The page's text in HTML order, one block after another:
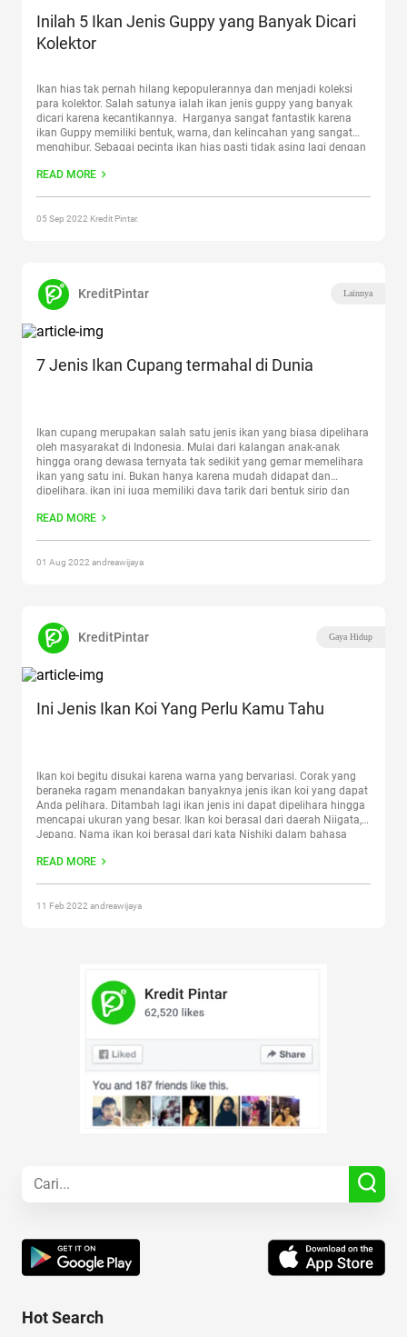
Inilah 5 Ikan Jenis Guppy yang Banyak Dicari
Kolektor
Ikan hias tak pernah hilang kepopulerannya dan menjadi koleksi
para kolektor. Salah satunya ialah ikan jenis guppy yang banyak
dicari karena kecantikannya. Harganya sangat fantastik karena
ikan Guppy memiliki bentuk, warna, dan kelincahan yang sangat
menghibur. Sebagai pecinta ikan hias pasti tidak asing lagi dengan
MauContinue reading
READ MORE
05 Sep 2022 Kredit Pintar.
KreditPintar Lainnya
7 Jenis Ikan Cupang termahal di Dunia
Ikan cupang merupakan salah satu jenis ikan yang biasa dipelihara
oleh masyarakat di Indonesia. Mulai dari kalangan anak-anak
hingga orang dewasa ternyata tak sedikit yang gemar memelihara
ikan yang satu ini. Bukan hanya karena mudah didapat dan
dipelihara, ikan ini juga memiliki daya tarik dari bentuk sirip dan
Jenis Ikan Cupang termahal di Dunia”
READ MORE
01 Aug 2022 andreawijaya
KreditPintar Gaya Hidup
Ini Jenis Ikan Koi Yang Perlu Kamu Tahu
Ikan koi begitu disukai karena warna yang bervariasi. Corak yang
beraneka ragam menandakan banyaknya jenis ikan koi yang dapat
Anda pelihara. Ditambah lagi ikan jenis ini dapat dipelihara hingga
mencapai ukuran yang besar. Ikan koi berasal dari daerah Niigata,
Jepang. Nama ikan koi berasal dari kata Nishiki dalam bahasa
Ikan Koi Yang Perlu Kamu Tahu”
READ MORE
11 Feb 2022 andreawijaya
Hot Search